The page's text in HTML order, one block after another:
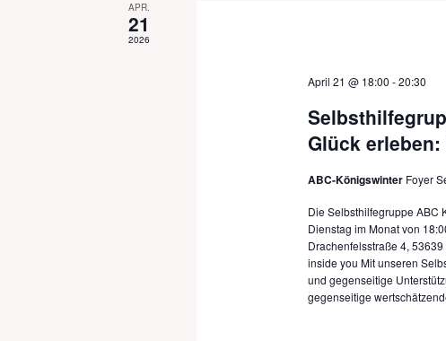
APR.
21
2026
April 21 @ 18:00 -20:30
Glück
ABC-Königswinter Foyer
Die Selbsthilfegruppe ABC
Dienstag im Monat von
Drachenfelsstraße 4,
inside you Mit unseren
und gegenseitige
gegenseitige